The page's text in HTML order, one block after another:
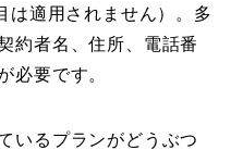
は適用されません）。多
約者名、住所、電話番
必要です。
いるプランがどうぶつ